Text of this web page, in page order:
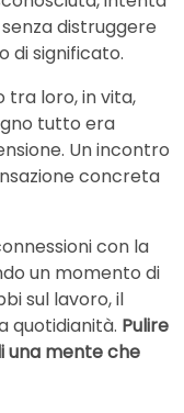
distruggere
di significato.
tra loro, in vita,
tutto era
Un incontro
concreta
con la
un momento di
sul lavoro, il
quotidianità. Pulire
una mente che